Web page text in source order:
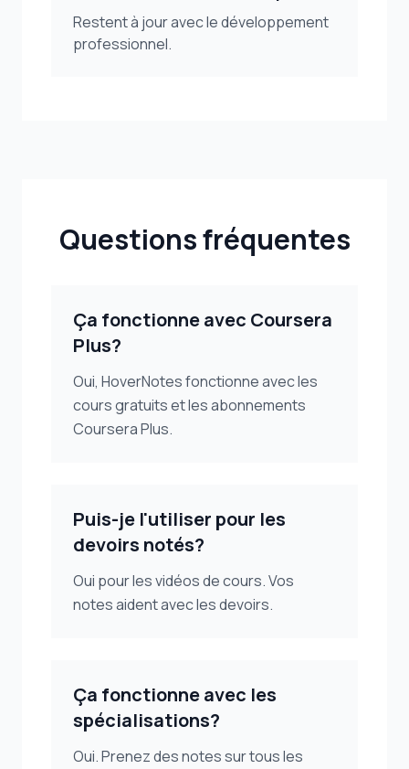
Restent à jour avec le développement
professionnel.
Questions fréquentes
Ça fonctionne avec Coursera
Plus?
Oui, HoverNotes fonctionne avec les
cours gratuits et les abonnements
Coursera Plus.
Puis-je l'utiliser pour les
devoirs notés?
Oui pour les vidéos de cours. Vos
notes aident avec les devoirs.
Ça fonctionne avec les
spécialisations?
Oui. Prenez des notes sur tous les